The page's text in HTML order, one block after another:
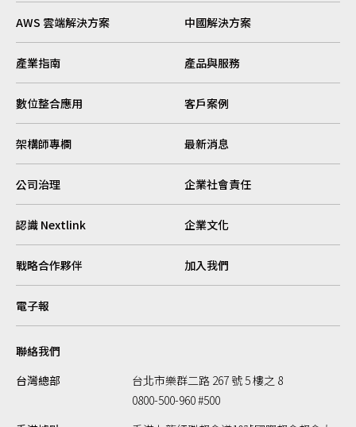
AWS 雲端解決方案 中國解決方案
產業指南 產品與服務
數位整合應用 客戶案例
架構師專欄 最新消息
公司治理 企業社會責任
認識 Nextlink 企業文化
戰略合作夥伴 加入我們
電子報
聯絡我們
台灣總部
台北市樂群二路 267 號 5 樓之 8
0800-500-960 #500